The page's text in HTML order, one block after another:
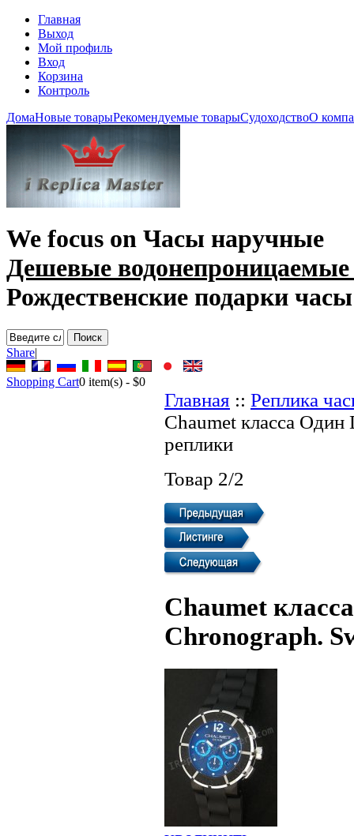
Главная
Выход
Мой профиль
Вход
Корзина
Контроль
ДомаНовые товарыРекомендуемые товарыСудоходствоО
We focus on Часы наручные
Дешевые
Рождественские подарки часы
Share|
Shopping Cart0 item(s) - $0
Главная :: Реплика
Chaumet класса
реплики
Товар 2/2
Chaumet
Chronograph.